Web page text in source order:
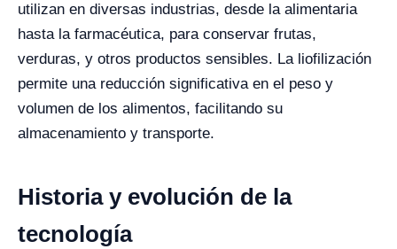
utilizan en diversas industrias, desde la alimentaria
hasta la farmacéutica, para conservar frutas,
verduras, y otros productos sensibles. La liofilización
permite una reducción significativa en el peso y
volumen de los alimentos, facilitando su
almacenamiento y transporte.
Historia y evolución de la
tecnología